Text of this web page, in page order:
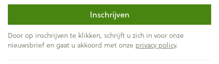
Inschrijven
Door op inschrijven te klikken, schrijft u zich in voor onze
nieuwsbrief en gaat u akkoord met onze privacy policy.